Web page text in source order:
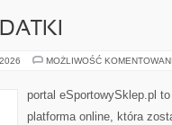
MOŻLIWOŚĆ
portal eSportowySklep.pl
platforma online, która